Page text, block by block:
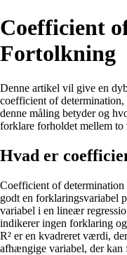
Coefficient
Fortolkning
Denne artikel vil give en
coefficient of
denne måling betyder og
forklare forholdet mellem to
Hvad er
Coefficient of
godt en forklaringsvariabel
variabel i en lineær
indikerer ingen forklaring
R² er en kvadreret værdi,
afhængige variabel, der